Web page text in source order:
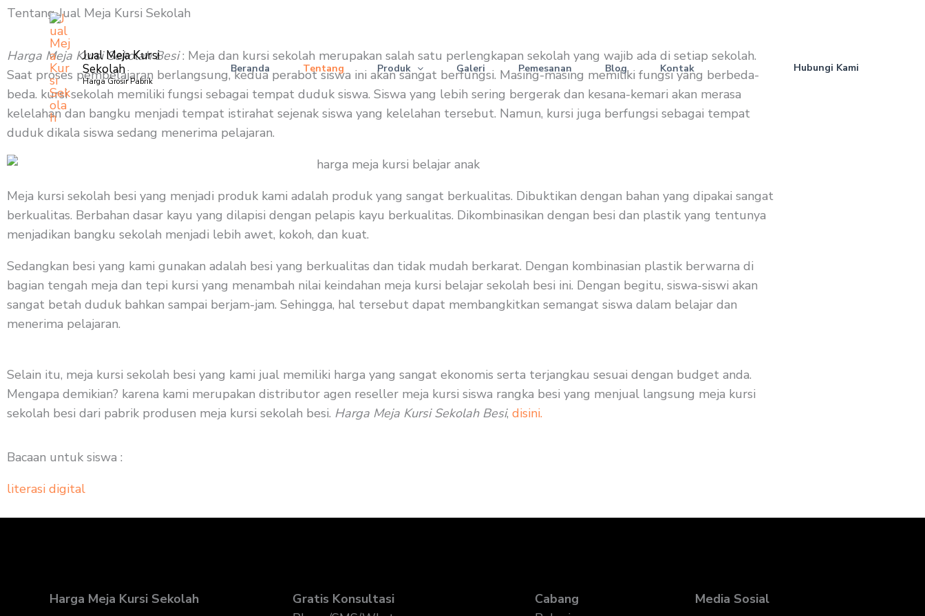
Skip
content
Jual Meja Kursi
Sekolah
Harga Grosir Pabrik
Beranda Tentang Produk Galeri Pemesanan Blog Kontak Hubungi Kami
Tentang Jual Meja Kursi Sekolah
Harga Meja Kursi Sekolah Besi: Meja dan kursi sekolah merupakan salah satu perlengkapan sekolah yang wajib ada di setiap sekolah.
Saat proses pembelajaran berlangsung, kedua perabot siswa ini akan sangat berfungsi. Masing-masing memiliki fungsi yang berbeda-
beda. kursi sekolah memiliki fungsi sebagai tempat duduk siswa. Siswa yang lebih sering bergerak dan kesana-kemari akan merasa
kelelahan dan bangku menjadi tempat istirahat sejenak siswa yang kelelahan tersebut. Namun, kursi juga berfungsi sebagai tempat
duduk dikala siswa sedang menerima pelajaran.
Meja kursi sekolah besi yang menjadi produk kami adalah produk yang sangat berkualitas. Dibuktikan dengan bahan yang dipakai sangat
berkualitas. Berbahan dasar kayu yang dilapisi dengan pelapis kayu berkualitas. Dikombinasikan dengan besi dan plastik yang tentunya
menjadikan bangku sekolah menjadi lebih awet, kokoh, dan kuat.
Sedangkan besi yang kami gunakan adalah besi yang berkualitas dan tidak mudah berkarat. Dengan kombinasian plastik berwarna di
bagian tengah meja dan tepi kursi yang menambah nilai keindahan meja kursi belajar sekolah besi ini. Dengan begitu, siswa-siswi akan
sangat betah duduk bahkan sampai berjam-jam. Sehingga, hal tersebut dapat membangkitkan semangat siswa dalam belajar dan
menerima pelajaran.
Selain itu, meja kursi sekolah besi yang kami jual memiliki harga yang sangat ekonomis serta terjangkau sesuai dengan budget anda.
Mengapa demikian? karena kami merupakan distributor agen reseller meja kursi siswa rangka besi yang menjual langsung meja kursi
sekolah besi dari pabrik produsen meja kursi sekolah besi. Harga Meja Kursi Sekolah Besi, disini.
Bacaan untuk siswa :
literasi digital
Harga Meja Kursi Sekolah
Gratis Konsultasi
Cabang
Media Sosial